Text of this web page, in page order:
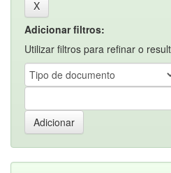
Adicionar filtros:
Utilizar filtros para refinar o